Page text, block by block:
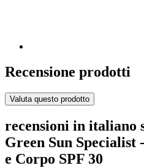
Recensione prodotti
Valuta questo prodotto
recensioni in italiano
Green Sun Specialist
e Corpo SPF 30